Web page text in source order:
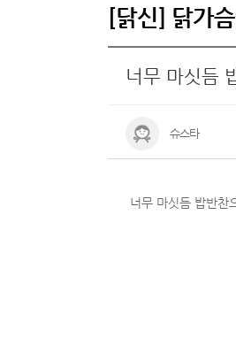
[닭신] 닭가
너무 마싯듬
슈스타
너무 마싯듬 밥반찬